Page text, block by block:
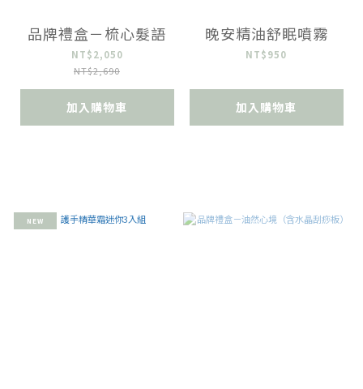
品牌禮盒－梳心髮語
NT$2,050
NT$2,690
加入購物車
晚安精油舒眠噴霧
NT$950
加入購物車
NEW